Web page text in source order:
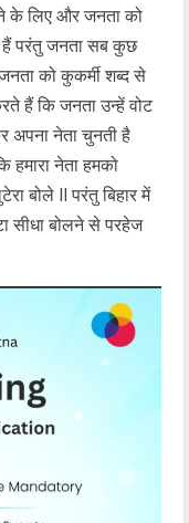
के लिए और जनता को
परंतु जनता सब कुछ
को कुकर्मी शब्द से
हैं कि जनता उन्हें वोट
अपना नेता चुनती है
हमारा नेता हमको
बोले ll परंतु बिहार में
सीधा बोलने से परहेज